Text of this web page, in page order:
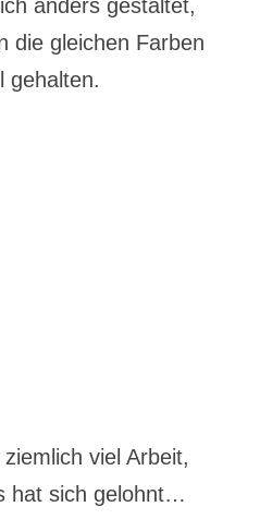
anders gestaltet,
die gleichen Farben
gehalten.
viel Arbeit,
hat sich gelohnt…